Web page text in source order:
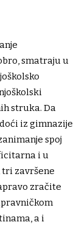
smatraju u
struka. Da
iz gimnazije
spoj
i u
tri završene
zračite
a i